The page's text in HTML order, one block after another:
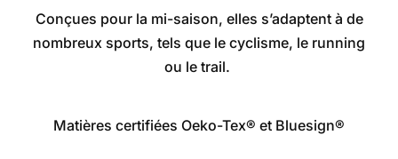
Conçues pour la mi-saison, elles s’adaptent à de
nombreux sports, tels que le cyclisme, le running
ou le trail.
Matières certifiées Oeko-Tex® et Bluesign®